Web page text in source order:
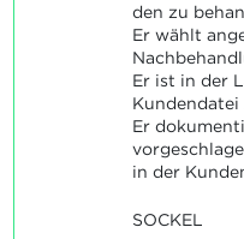
den zu
Er wählt
Er ist in der
Er
in der
SOCKEL